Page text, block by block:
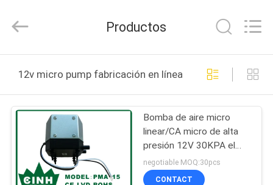
PRODUCTOS
SOBRE
NOSOTROS
group
co.,limited.
Reserved.
Productos
12v micro pump fabricación en línea
Bomba de aire micro
linear/CA micro de alta
presión 12V 30KPA el
15L/M de la bomba
negotiable MOQ:30pcs
CONTACT